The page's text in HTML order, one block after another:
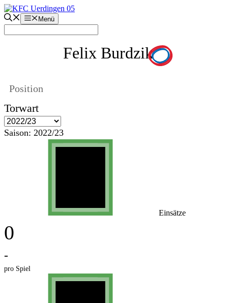
Zum
Inhalt
springen
Menü
Felix Burdzik
Position
Torwart
Saison: 2022/23
Einsätze
0
-
pro Spiel